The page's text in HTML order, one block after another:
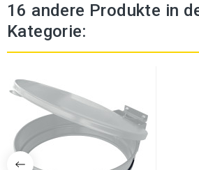
16 andere Produkte in
Kategorie: